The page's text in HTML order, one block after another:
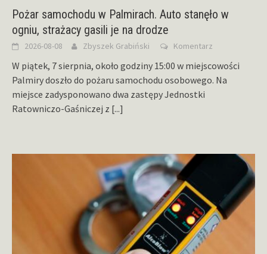
Pożar samochodu w Palmirach. Auto stanęło w
ogniu, strażacy gasili je na drodze
2026-08-08 Zbyszek Grabiński Komentarz
W piątek, 7 sierpnia, około godziny 15:00 w miejscowości
Palmiry doszło do pożaru samochodu osobowego. Na
miejsce zadysponowano dwa zastępy Jednostki
Ratowniczo-Gaśniczej z [...]